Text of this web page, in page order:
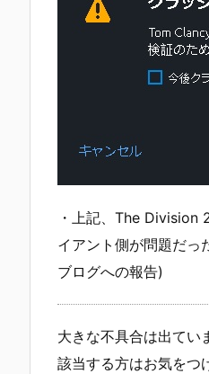
・上記、The Division
イアント側が問題だっ
ブログへの報告)
大きな不具合は出てい
該当する方はお気をつ